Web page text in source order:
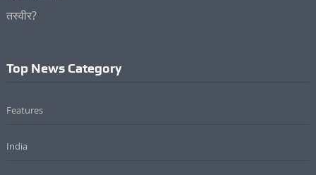
Top News Category
Features
India